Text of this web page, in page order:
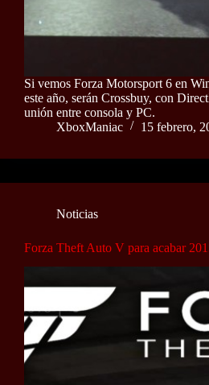
Si vemos Forza Motorsport 6 en
este año, serán Crossbuy, con
unión entre consola y PC.
XboxManiac
15 febrero,
Noticias
Forza Theft Auto V para acabar